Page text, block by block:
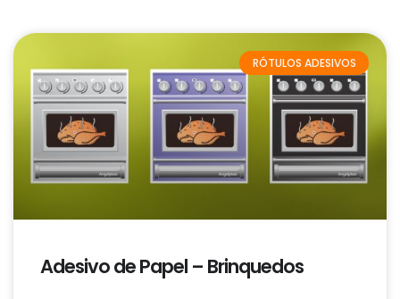
RÓTULOS ADESIVOS
Adesivo de Papel – Brinquedos